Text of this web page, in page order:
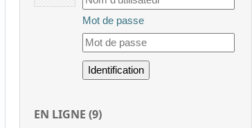
Mot de passe
EN LIGNE (9)